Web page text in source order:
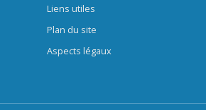
Liens utiles
Plan du site
Aspects légaux